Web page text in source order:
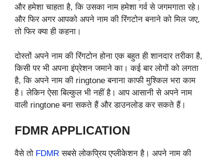
और हमेशा चाहता है, कि उसका नाम हमेशा गर्व से जगमगाता रहे।
और फिर अगर आपको अपने नाम की रिंगटोन बनाने को मिल जए,
तो फिर क्या ही कहना।
दोस्तों अपने नाम की रिंगटोन होना एक बहुत ही शानदार तरीका है,
किसी पर भी अपना इंप्रेशन जमाने का। कई बार लोगों को लगता
है, कि अपने नाम की ringtone बनाना काफी मुश्किल भरा काम
है। लेकिन ऐसा बिल्कुल भी नहीं है। आप आसानी से अपने नाम
वाली ringtone बना सकते हैं और डाउनलोड कर सकते हैं।
FDMR APPLICATION
वैसे तो FDMR सबसे लोकप्रिय एप्लीकेशन है। अपने नाम की